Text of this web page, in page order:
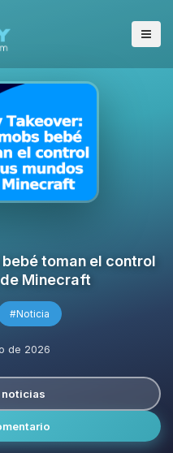
toman el control
Minecraft
#Noticia
de 2026
noticias